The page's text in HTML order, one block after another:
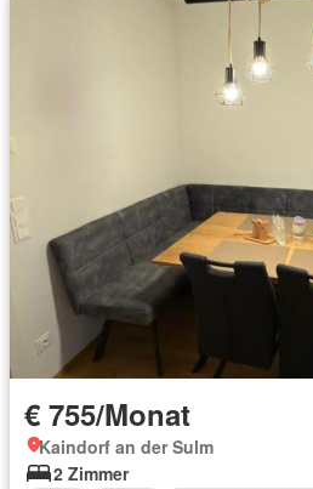
€ 755/Monat
Kaindorf an der Sulm
2 Zimmer